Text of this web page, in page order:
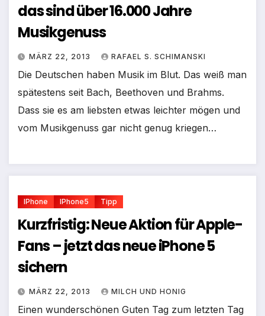
das sind über 16.000 Jahre
Musikgenuss
MÄRZ 22, 2013 RAFAEL S. SCHIMANSKI
Die Deutschen haben Musik im Blut. Das weiß man
spätestens seit Bach, Beethoven und Brahms.
Dass sie es am liebsten etwas leichter mögen und
vom Musikgenuss gar nicht genug kriegen…
IPhone IPhone5 Tipp
Kurzfristig: Neue Aktion für Apple-
Fans – jetzt das neue iPhone 5
sichern
MÄRZ 22, 2013 MILCH UND HONIG
Einen wunderschönen Guten Tag zum letzten Tag